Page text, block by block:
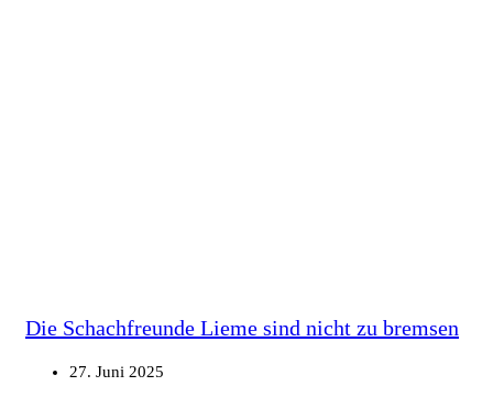
Die Schachfreunde Lieme sind nicht zu bremsen
27. Juni 2025